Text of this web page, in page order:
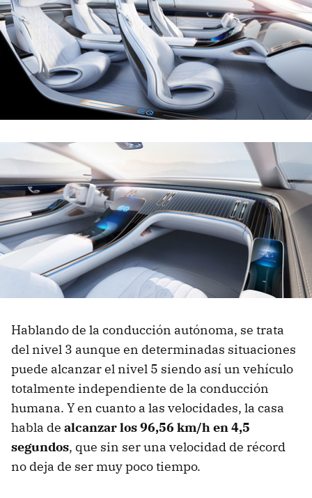
Hablando de la conducción autónoma, se trata
del nivel 3 aunque en determinadas situaciones
puede alcanzar el nivel 5 siendo así un vehículo
totalmente independiente de la conducción
humana. Y en cuanto a las velocidades, la casa
habla de alcanzar los 96,56 km/h en 4,5
segundos, que sin ser una velocidad de récord
no deja de ser muy poco tiempo.